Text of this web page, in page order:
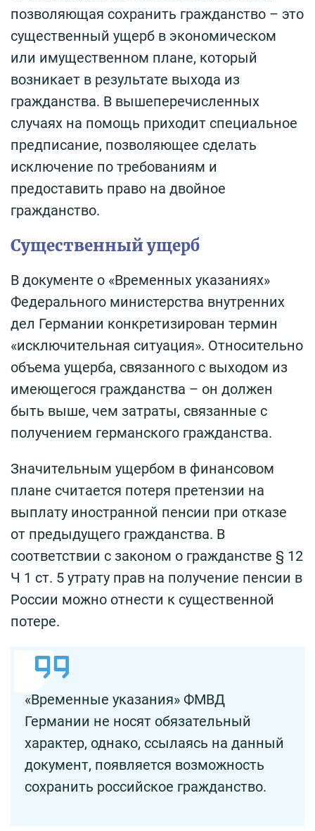
позволяющая сохранить гражданство – это
существенный ущерб в экономическом
или имущественном плане, который
возникает в результате выхода из
гражданства. В вышеперечисленных
случаях на помощь приходит специальное
предписание, позволяющее сделать
исключение по требованиям и
предоставить право на двойное
гражданство.
Существенный ущерб
В документе о «Временных указаниях»
Федерального министерства внутренних
дел Германии конкретизирован термин
«исключительная ситуация». Относительно
объема ущерба, связанного с выходом из
имеющегося гражданства – он должен
быть выше, чем затраты, связанные с
получением германского гражданства.
Значительным ущербом в финансовом
плане считается потеря претензии на
выплату иностранной пенсии при отказе
от предыдущего гражданства. В
соответствии с законом о гражданстве § 12
Ч 1 ст. 5 утрату прав на получение пенсии в
России можно отнести к существенной
потере.
«Временные указания» ФМВД
Германии не носят обязательный
характер, однако, ссылаясь на данный
документ, появляется возможность
сохранить российское гражданство.